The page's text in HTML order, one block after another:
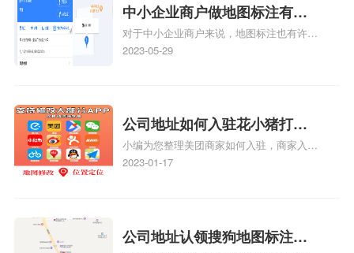
中小企业商户做地图标注有什
么好处
对于中小企业商户来说，地图标注也有许多
好处，包括：提高可见性和曝光率：通过在
位置，增加商户被发现的机会。方便客户导
航：地图标注可以帮助客户更容易地找到商
户的实际位置。特别是对于新客户或不熟悉
该地区的客户来说，地图标注可以提供明确
图标注服务中心面的存在。对于一些客户来
2023-05-29
公司地址如何入驻花小猪打车
地图标记？指路人地图标注服
务中心铺如何入驻花小猪打车
小编为您整理美团商家如何入驻，商家入驻
教程、商家如何入驻地图、如何入驻地:、
2023-01-17
公司地址认领搜狗地图标注多